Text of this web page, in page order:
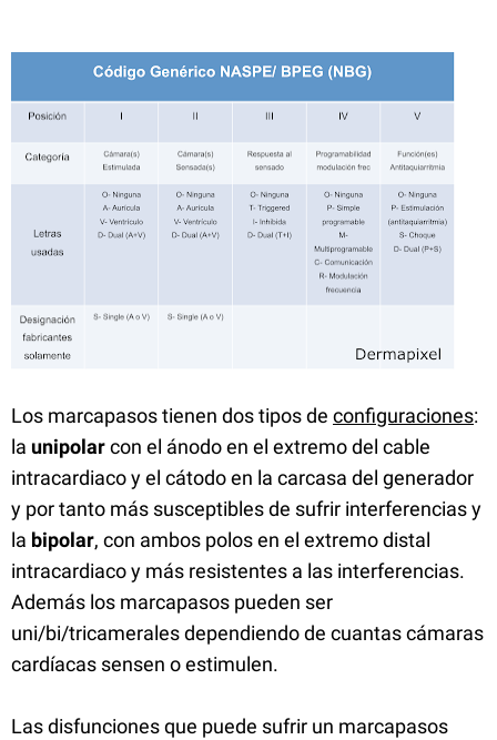
Los marcapasos tienen dos tipos de configuraciones:
la unipolarcon el ánodo en el extremo del cable
intracardiaco y el cátodo en la carcasa del generador
y por tanto más susceptibles de sufrir interferencias y
la bipolar, con ambos polos en el extremo distal
intracardiaco y más resistentes a las interferencias.
Además los marcapasos pueden ser
uni/bi/tricamerales dependiendo de cuantas cámaras
cardíacas sensen o estimulen.
Las disfunciones que puede sufrir un marcapasos